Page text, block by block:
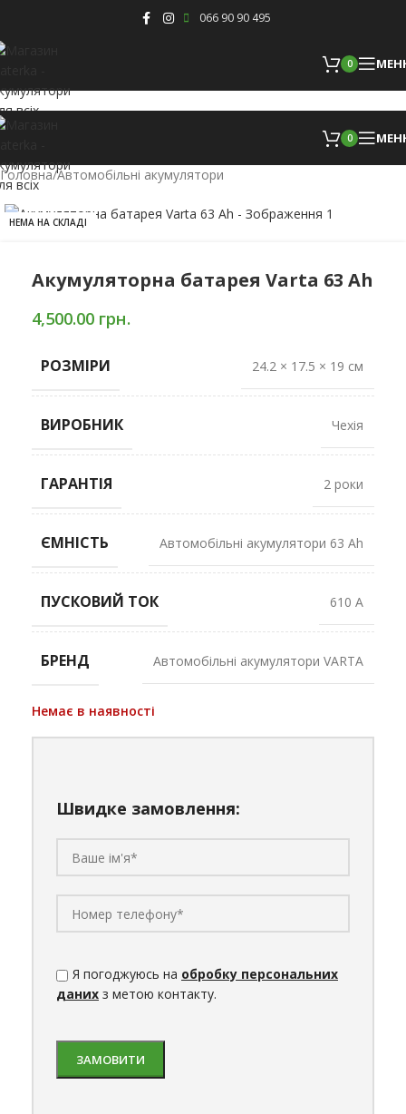
Skip to main content066 90 90 495
0
0
Головна/Автомобільні акумулятори
НЕМА НА СКЛАДІ
Акумуляторна батарея Varta 63 Ah
4,500.00 грн.
РОЗМІРИ 24.2 × 17.5 × 19 см
ВИРОБНИК Чехія
ГАРАНТІЯ 2 роки
ЄМНІСТЬ Автомобільні акумулятори 63 Ah
ПУСКОВИЙ ТОК 610 A
БРЕНД Автомобільні акумулятори VARTA
Немає в наявності
Швидке замовлення:
Я погоджуюсь на обробку персональних
даних з метою контакту.